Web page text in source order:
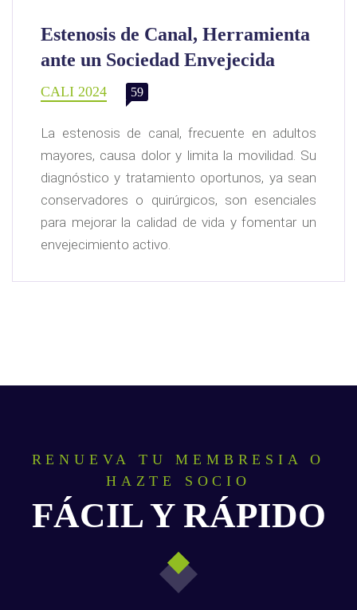
Estenosis de Canal, Herramienta
ante un Sociedad Envejecida
CALI 2024 59
La estenosis de canal, frecuente en adultos
mayores, causa dolor y limita la movilidad. Su
diagnóstico y tratamiento oportunos, ya sean
conservadores o quirúrgicos, son esenciales
para mejorar la calidad de vida y fomentar un
envejecimiento activo.
RENUEVA TU MEMBRESIA O
HAZTE SOCIO
FÁCIL Y RÁPIDO